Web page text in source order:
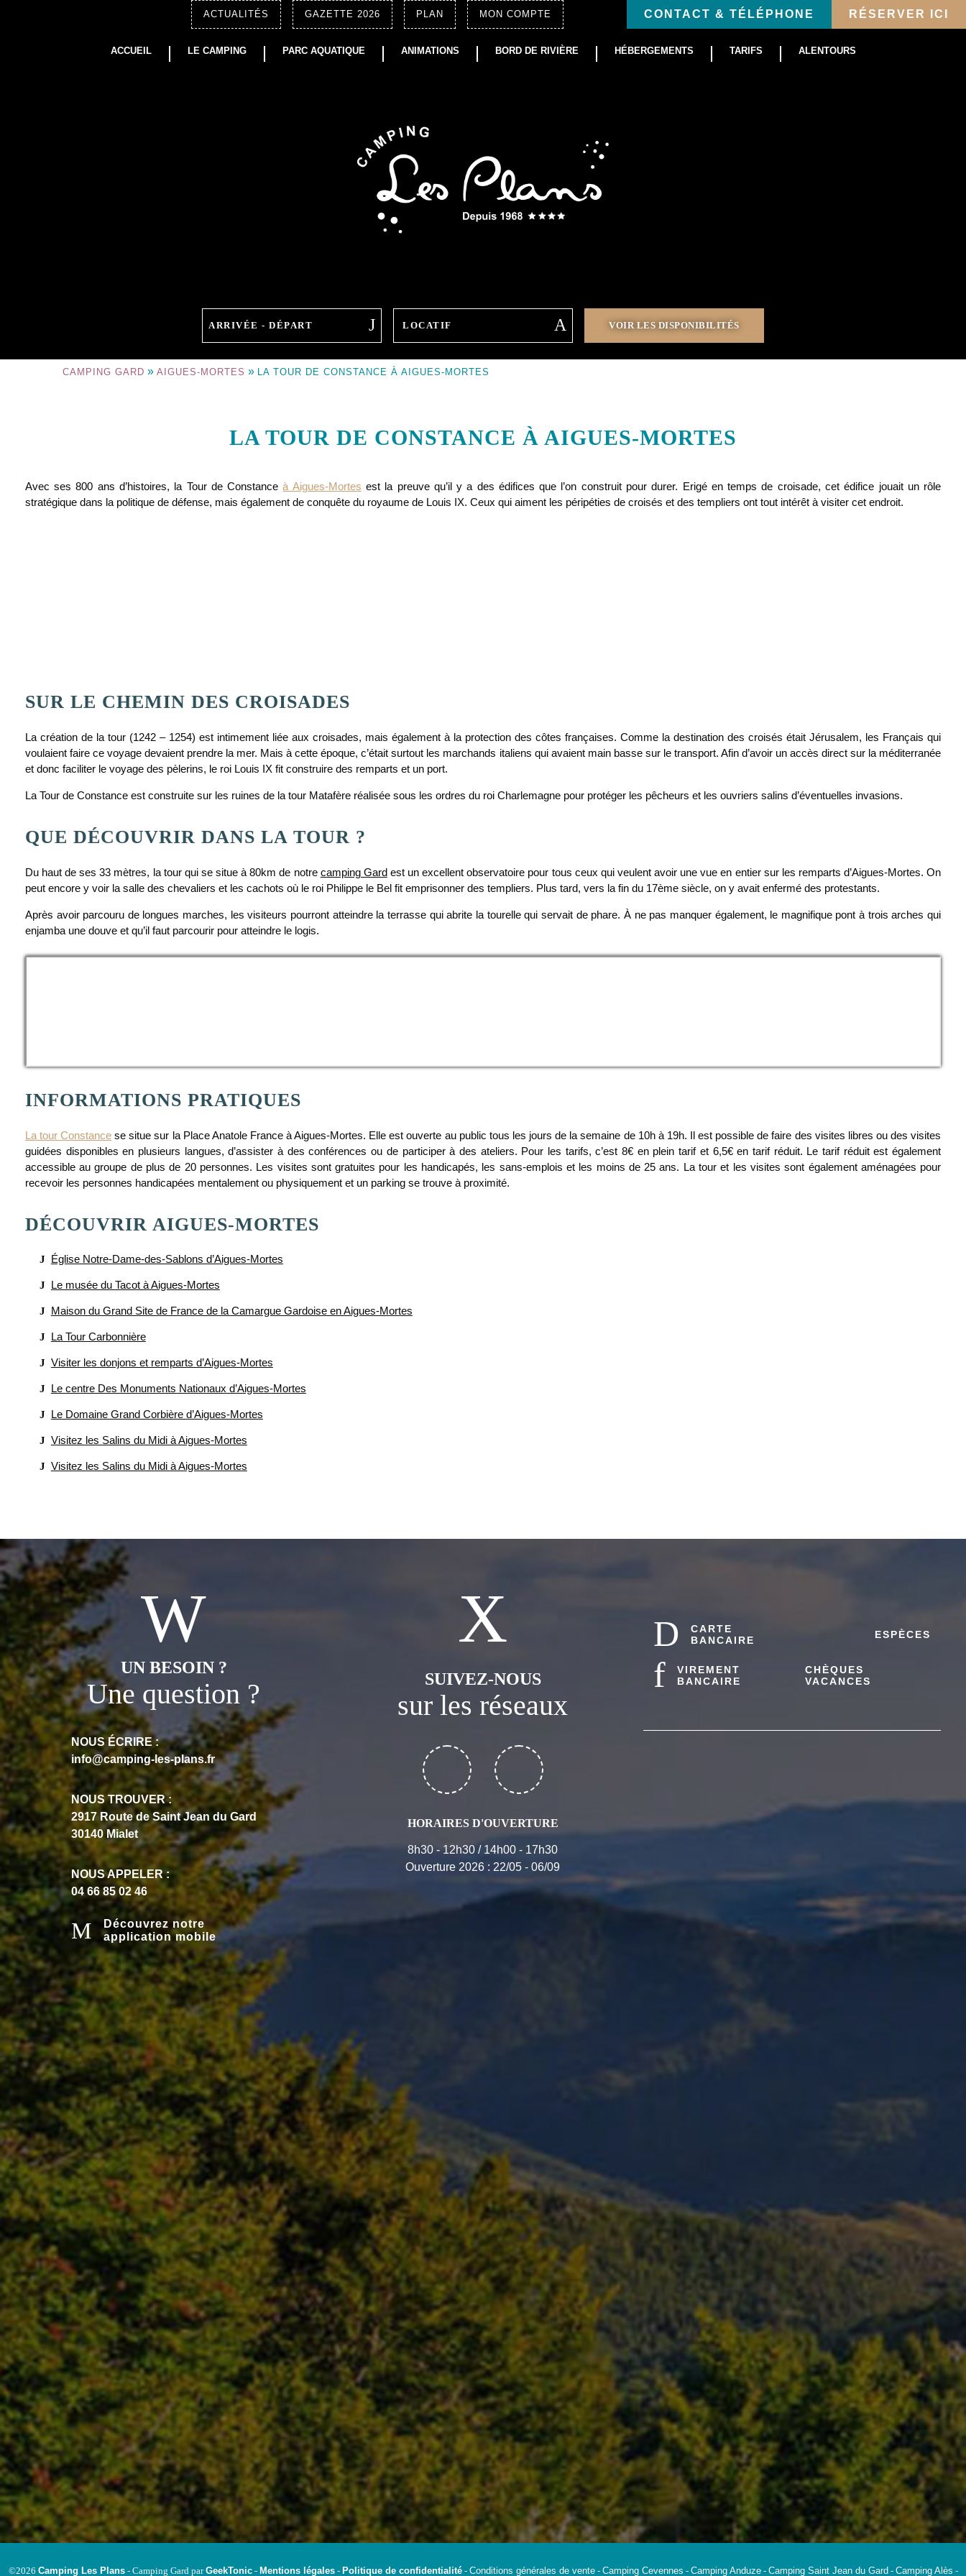
ACTUALITÉS GAZETTE 2026 PLAN MON COMPTE CONTACT & TÉLÉPHONE RÉSERVER ICI
ACCUEIL LE CAMPING PARC AQUATIQUE ANIMATIONS BORD DE RIVIÈRE HÉBERGEMENTS TARIFS ALENTOURS
ARRIVÉE - DÉPART
CAMPING GARD » AIGUES-MORTES » LA TOUR DE CONSTANCE À AIGUES-MORTES
LA TOUR DE CONSTANCE À AIGUES-MORTES
Avec ses 800 ans d’histoires, la Tour de Constanceà Aigues-Mortes est la preuve qu’il y a des édifices que l’on construit pour durer. Erigé en temps de croisade, cet édifice jouait un rôle
stratégique dans la politique de défense, mais également de conquête du royaume de Louis IX. Ceux qui aiment les péripéties de croisés et des templiers ont tout intérêt à visiter cet endroit.
SUR LE CHEMIN DES CROISADES
La création de la tour (1242 – 1254) est intimement liée aux croisades, mais également à la protection des côtes françaises. Comme la destination des croisés était Jérusalem, les Français qui
voulaient faire ce voyage devaient prendre la mer. Mais à cette époque, c’était surtout les marchands italiens qui avaient main basse sur le transport. Afin d’avoir un accès direct sur la méditerranée
et donc faciliter le voyage des pèlerins, le roi Louis IX fit construire des remparts et un port.
La Tour de Constance est construite sur les ruines de la tour Matafère réalisée sous les ordres du roi Charlemagne pour protéger les pêcheurs et les ouvriers salins d’éventuelles invasions.
QUE DÉCOUVRIR DANS LA TOUR ?
Du haut de ses 33 mètres, la tour qui se situe à 80km de notre camping Gardest un excellent observatoire pour tous ceux qui veulent avoir une vue en entier sur les remparts d’Aigues-Mortes. On
peut encore y voir la salle des chevaliers et les cachots où le roi Philippe le Bel fit emprisonner des templiers. Plus tard, vers la fin du 17ème siècle, on y avait enfermé des protestants.
Après avoir parcouru de longues marches, les visiteurs pourront atteindre la terrasse qui abrite la tourelle qui servait de phare. À ne pas manquer également, le magnifique pont à trois arches qui
enjamba une douve et qu’il faut parcourir pour atteindre le logis.
INFORMATIONS PRATIQUES
La tour Constance se situe sur la Place Anatole France à Aigues-Mortes. Elle est ouverte au public tous les jours de la semaine de 10h à 19h. Il est possible de faire des visites libres ou des visites
guidées disponibles en plusieurs langues, d’assister à des conférences ou de participer à des ateliers. Pour les tarifs, c’est 8€ en plein tarif et 6,5€ en tarif réduit. Le tarif réduit est également
accessible au groupe de plus de 20 personnes. Les visites sont gratuites pour les handicapés, les sans-emplois et les moins de 25 ans. La tour et les visites sont également aménagées pour
recevoir les personnes handicapées mentalement ou physiquement et un parking se trouve à proximité.
DÉCOUVRIR AIGUES-MORTES
Église Notre-Dame-des-Sablons d’Aigues-Mortes
Le musée du Tacot à Aigues-Mortes
Maison du Grand Site de France de la Camargue Gardoise en Aigues-Mortes
La Tour Carbonnière
Visiter les donjons et remparts d’Aigues-Mortes
Le centre Des Monuments Nationaux d’Aigues-Mortes
Le Domaine Grand Corbière d’Aigues-Mortes
Visitez les Salins du Midi à Aigues-Mortes
Visitez les Salins du Midi à Aigues-Mortes
UN BESOIN ?
Une question ?
NOUS ÉCRIRE :
info@camping-les-plans.fr
NOUS TROUVER :
2917 Route de Saint Jean du Gard
30140 Mialet
NOUS APPELER :
04 66 85 02 46
Découvrez notre
application mobile
SUIVEZ-NOUS
sur les réseaux
HORAIRES D'OUVERTURE
8h30 - 12h30 / 14h00 - 17h30
Ouverture 2026 : 22/05 - 06/09
CARTE
BANCAIRE
ESPÈCES
VIREMENT
BANCAIRE
CHÈQUES
VACANCES
©2026 Camping Les Plans- Camping Gard parGeekTonic- Mentions légales- Politique de confidentialité- Conditions générales de vente- Camping Cevennes - Camping Anduze- Camping Saint Jean du Gard - Camping Alès -